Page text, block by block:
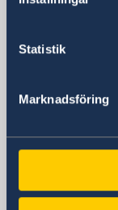
Statistik
Marknadsföring
nummer)
nummer)
+98-21-
E-postadress